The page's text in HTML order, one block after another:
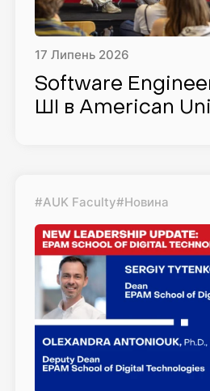
17Липень 2026
Software
ШІ в American
#AUK Faculty#Новина